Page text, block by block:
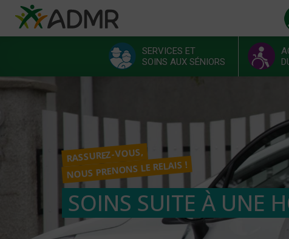
Aller au contenu principal
SERVICES ET
SOINS AUX SÉNIORS
Menu principal
RASSUREZ-VOUS,
NOUS PRENONS LE RELAIS !
SOINS SUITE À UNE
Panneau de gestion des cookies